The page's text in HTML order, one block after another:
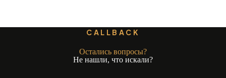
CALLBACK
Остались вопросы?
Не нашли, что искали?